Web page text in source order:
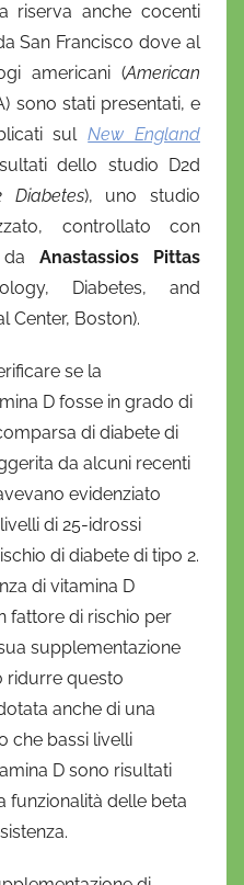
D
a
n
i
e
l
D
'
O
n
f
riserva anche cocenti
San Francisco dove al
americani (American
sono stati presentati, e
sulNew England
dello studio D2d
), uno studio
controllato con
daAnastassios Pittas
Diabetes, and
Center, Boston).
se la
D fosse in grado di
di diabete di
da alcuni recenti
evidenziato
di 25-idrossi
di diabete di tipo 2.
di vitamina D
fattore di rischio per
supplementazione
ridurre questo
anche di una
che bassi livelli
D sono risultati
funzionalità delle beta